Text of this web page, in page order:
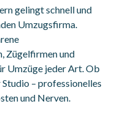
gelingt schnell und
Umzugsfirma.
Zügelfirmen und
Umzüge jeder Art. Ob
– professionelles
und Nerven.